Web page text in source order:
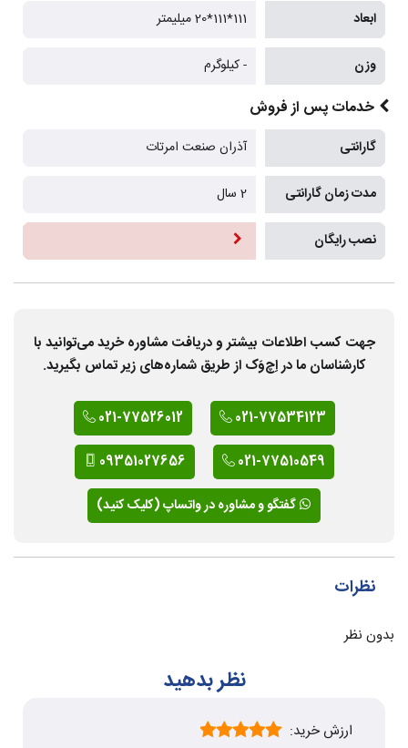
ابعاد 111*111*20 میلیمتر
وزن - کیلوگرم
خدمات پس از فروش
گارانتی آذران صنعت امرتات
مدت زمان گارانتی 2 سال
نصب رایگان
جهت کسب اطلاعات بیشتر و دریافت مشاوره خرید می‌توانید با
کارشناسان ما در اِچ‌وَک از طریق شماره‌های زیر تماس بگیرید.
021-77534123
021-77526012
021-77510549
09351027656
گفتگو و مشاوره در واتساپ (کلیک کنید)
نظرات
بدون نظر
نظر بدهید
ارزش خرید: